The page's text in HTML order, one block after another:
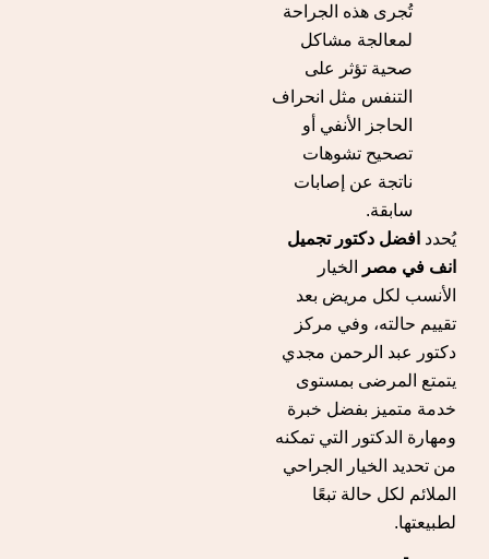
تُجرى هذه الجراحة
لمعالجة مشاكل
صحية تؤثر على
التنفس مثل انحراف
الحاجز الأنفي أو
تصحيح تشوهات
ناتجة عن إصابات
سابقة.
يُحدد افضل دكتور تجميل
انف في مصر
الخيار
الأنسب لكل مريض بعد
تقييم حالته، وفي مركز
دكتور عبد الرحمن مجدي
يتمتع المرضى بمستوى
خدمة متميز بفضل خبرة
ومهارة الدكتور التي تمكنه
من تحديد الخيار الجراحي
الملائم لكل حالة تبعًا
لطبيعتها.